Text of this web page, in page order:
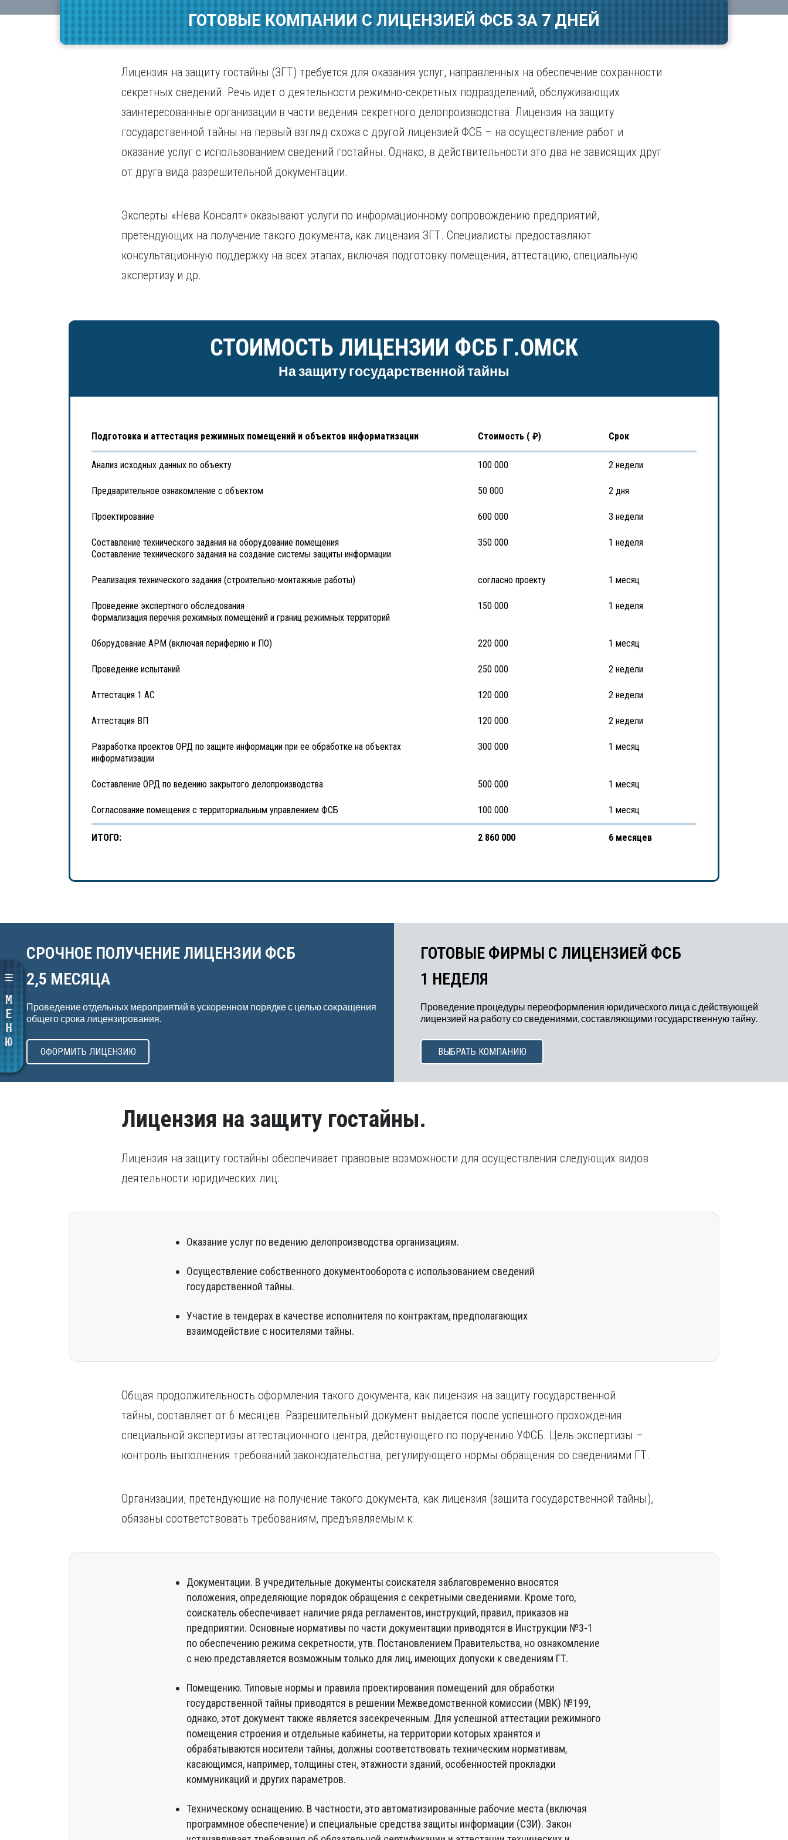
Волгоград
Воронеж
Е
Екатеринбург
И
Ижевск
Иркутск
Махачкала
Мурманск
Н
Нижний Новгород
Нижний Тагил
Новокузнецк
Саратов
Севастополь
Симферополь
Ч
Чебоксары
Челябинск
ГОТОВЫЕ КОМПАНИИ С ЛИЦЕНЗИЕЙ ФСБ ЗА 7 ДНЕЙ
Лицензия на защиту гостайны (ЗГТ) требуется для оказания услуг, направленных на обеспечение сохранности
секретных сведений. Речь идет о деятельности режимно-секретных подразделений, обслуживающих
заинтересованные организации в части ведения секретного делопроизводства. Лицензия на защиту
государственной тайны на первый взгляд схожа с другой лицензией ФСБ – на осуществление работ и
оказание услуг с использованием сведений гостайны. Однако, в действительности это два не зависящих друг
от друга вида разрешительной документации.
Эксперты «Нева Консалт» оказывают услуги по информационному сопровождению предприятий,
претендующих на получение такого документа, как лицензия ЗГТ. Специалисты предоставляют
консультационную поддержку на всех этапах, включая подготовку помещения, аттестацию, специальную
экспертизу и др.
СТОИМОСТЬ ЛИЦЕНЗИИ ФСБ Г.ОМСК
На защиту государственной тайны
Подготовка и аттестация режимных помещений и объектов информатизации Стоимость ( ₽) Срок
Анализ исходных данных по объекту 100 000 2 недели
Предварительное ознакомление с объектом 50 000 2 дня
Проектирование 600 000 3 недели
Составление технического задания на оборудование помещения
Составление технического задания на создание системы защиты информации
350 000 1 неделя
Реализация технического задания (строительно-монтажные работы) согласно проекту 1 месяц
Проведение экспертного обследования
Формализация перечня режимных помещений и границ режимных территорий
150 000 1 неделя
Оборудование АРМ (включая периферию и ПО) 220 000 1 месяц
Проведение испытаний 250 000 2 недели
Аттестация 1 АС 120 000 2 недели
Аттестация ВП 120 000 2 недели
Разработка проектов ОРД по защите информации при ее обработке на объектах
информатизации
300 000 1 месяц
Составление ОРД по ведению закрытого делопроизводства 500 000 1 месяц
Согласование помещения с территориальным управлением ФСБ 100 000 1 месяц
ИТОГО: 2 860 000 6 месяцев
СРОЧНОЕ ПОЛУЧЕНИЕ ЛИЦЕНЗИИ ФСБ
2,5 МЕСЯЦА
Проведение отдельных мероприятий в ускоренном порядке с целью сокращения
общего срока лицензирования.
ОФОРМИТЬ ЛИЦЕНЗИЮ
ГОТОВЫЕ ФИРМЫ С ЛИЦЕНЗИЕЙ ФСБ
1 НЕДЕЛЯ
Проведение процедуры переоформления юридического лица с действующей
лицензией на работу со сведениями, составляющими государственную тайну.
ВЫБРАТЬ КОМПАНИЮ
Лицензия на защиту гостайны.
Лицензия на защиту гостайны обеспечивает правовые возможности для осуществления следующих видов
деятельности юридических лиц:
Оказание услуг по ведению делопроизводства организациям.
Осуществление собственного документооборота с использованием сведений
государственной тайны.
Участие в тендерах в качестве исполнителя по контрактам, предполагающих
взаимодействие с носителями тайны.
Общая продолжительность оформления такого документа, как лицензия на защиту государственной
тайны, составляет от 6 месяцев. Разрешительный документ выдается после успешного прохождения
специальной экспертизы аттестационного центра, действующего по поручению УФСБ. Цель экспертизы –
контроль выполнения требований законодательства, регулирующего нормы обращения со сведениями ГТ.
Организации, претендующие на получение такого документа, как лицензия (защита государственной тайны),
обязаны соответствовать требованиям, предъявляемым к:
Документации. В учредительные документы соискателя заблаговременно вносятся
положения, определяющие порядок обращения с секретными сведениями. Кроме того,
соискатель обеспечивает наличие ряда регламентов, инструкций, правил, приказов на
предприятии. Основные нормативы по части документации приводятся в Инструкции №3-1
по обеспечению режима секретности, утв. Постановлением Правительства, но ознакомление
с нею представляется возможным только для лиц, имеющих допуски к сведениям ГТ.
Помещению. Типовые нормы и правила проектирования помещений для обработки
государственной тайны приводятся в решении Межведомственной комиссии (МВК) №199,
однако, этот документ также является засекреченным. Для успешной аттестации режимного
помещения строения и отдельные кабинеты, на территории которых хранятся и
обрабатываются носители тайны, должны соответствовать техническим нормативам,
касающимся, например, толщины стен, этажности зданий, особенностей прокладки
коммуникаций и других параметров.
Техническому оснащению. В частности, это автоматизированные рабочие места (включая
программное обеспечение) и специальные средства защиты информации (СЗИ). Закон
МЕНЮ